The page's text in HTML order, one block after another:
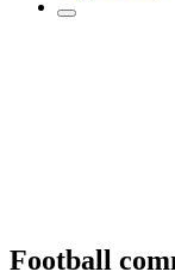
Football